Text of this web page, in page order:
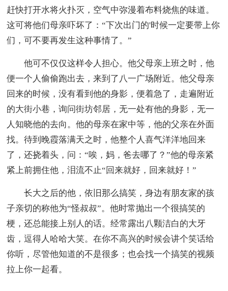
赶快打开水将火扑灭，空气中弥漫着布料烧焦的味道。
这可将他们母亲吓坏了：“下次出门的'时候一定要带上你
们，可不要再发生这种事情了。”
他可不仅仅这样令人担心。他父母亲上班之时，他
便一个人偷偷跑出去，来到了八一广场附近。他父母亲
回来的时候，没有看到他的身影，便着急了，走遍附近
的大街小巷，询问街坊邻居，无一处有他的身影，无一
人知晓他的去向。他的母亲在家中等，他的父亲在外面
找。待到晚霞落满天之时，他整个人喜气洋洋地回来
了，还挠着头，问：“唉，妈，爸去哪了？”他的母亲紧
紧上前拥住他，泪流不止“回来就好，回来就好！”
长大之后的他，依旧那么搞笑，身边有朋友家的孩
子亲切的称他为“怪叔叔”。他时常抛出一个很搞笑的
梗，还总能接上别人的话。经常露出八颗洁白的大牙
齿，逗得人哈哈大笑。在你不高兴的时候会讲个笑话给
你听，尽管他知道的不是很多；也会找一个搞笑的视频
拉上你一起看。